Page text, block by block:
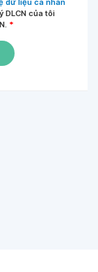
dữ liệu cá nhân
DLCN của tôi
*